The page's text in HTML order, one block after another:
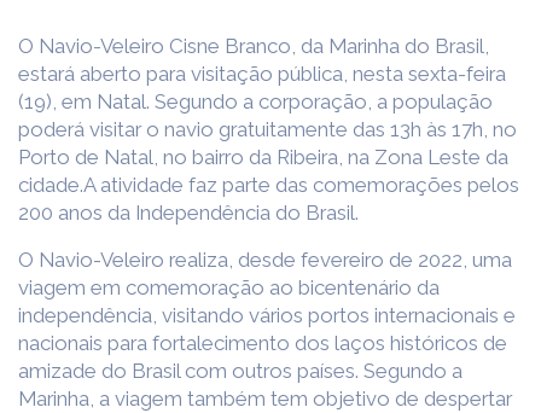
O Navio-Veleiro Cisne Branco, da Marinha do Brasil,
estará aberto para visitação pública, nesta sexta-feira
(19), em Natal. Segundo a corporação, a população
poderá visitar o navio gratuitamente das 13h às 17h, no
Porto de Natal, no bairro da Ribeira, na Zona Leste da
cidade.A atividade faz parte das comemorações pelos
200 anos da Independência do Brasil.
O Navio-Veleiro realiza, desde fevereiro de 2022, uma
viagem em comemoração ao bicentenário da
independência, visitando vários portos internacionais e
nacionais para fortalecimento dos laços históricos de
amizade do Brasil com outros países. Segundo a
Marinha, a viagem também tem objetivo de despertar